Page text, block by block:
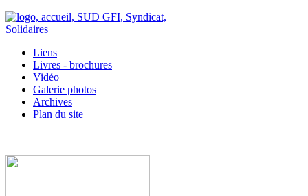
Liens
Livres - brochures
Vidéo
Galerie photos
Archives
Plan du site